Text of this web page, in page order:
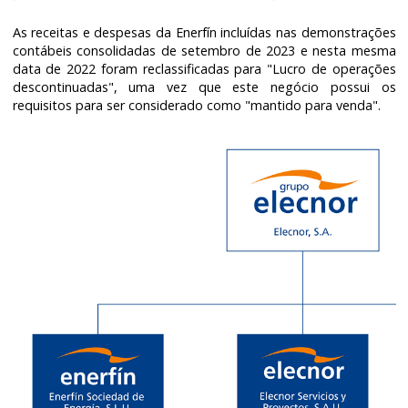
As receitas e despesas da Enerfín incluídas nas demonstrações
contábeis consolidadas de setembro de 2023 e nesta mesma
data de 2022 foram reclassificadas para "Lucro de operações
descontinuadas", uma vez que este negócio possui os
requisitos para ser considerado como "mantido para venda".